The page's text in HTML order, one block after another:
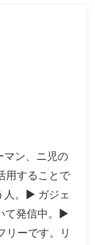
ン、ニ児の
用することで
人。▶︎ ガジェ
て発信中。▶︎
リーです。リ